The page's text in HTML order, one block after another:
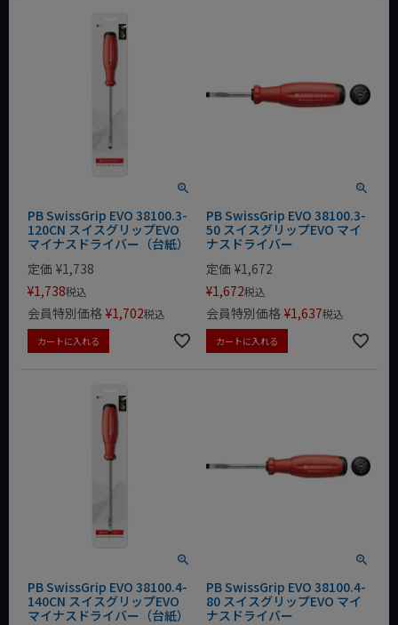
PB SwissGrip EVO 38100.3-
120CN スイスグリップEVO
マイナスドライバー（台紙）
定価 ¥1,738
¥1,738税込
会員特別価格 ¥1,702税込
カートに入れる
PB SwissGrip EVO 38100.3-
50 スイスグリップEVO マイ
ナスドライバー
定価 ¥1,672
¥1,672税込
会員特別価格 ¥1,637税込
カートに入れる
PB SwissGrip EVO 38100.4-
140CN スイスグリップEVO
マイナスドライバー（台紙）
PB SwissGrip EVO 38100.4-
80 スイスグリップEVO マイ
ナスドライバー